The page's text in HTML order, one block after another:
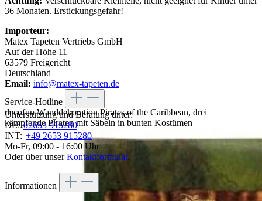
decofun Wanddekoration Pirates of the Caribbean, drei
kämpfende Piraten mit Säbeln in bunten Kostümen
36 Monaten. Erstickungsgefahr!
Importeur:
Matex Tapeten Vertriebs GmbH
Auf der Höhe 11
63579 Freigericht
Deutschland
Email: info@matex-tapeten.de
Service-Hotline
Unterstützung und Beratung unter:
DE: 02653 915280
INT: +49 2653 915280
Mo-Fr, 09:00 - 16:00 Uhr
Oder über unserKontaktformular.
Informationen